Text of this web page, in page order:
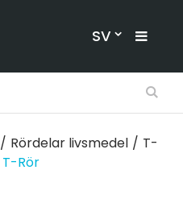
SV
/ Rördelar livsmedel / T-
T-Rör